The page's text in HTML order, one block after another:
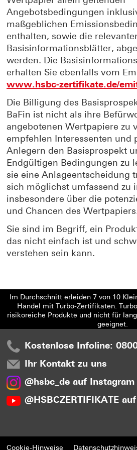
Angebotsbedingungen
maßgeblichen
enthalten, sowie die
Basisinformationsblätter,
werden. Die
erhalten Sie ebenfalls vom
www.hsbc-zertifikate.de/
Die Billigung des
BaFin ist nicht als ihre
angebotenen Wertpapiere zu
empfehlen Interessenten und
Anlegern den Basisprospekt
Endgültigen Bedingungen zu
sie eine Anlageentscheidung
sich möglichst umfassend zu
insbesondere über die
und Chancen des
Sie sind im Begriff, ein
das nicht einfach ist und
verstehen sein kann.
Im Durchschnitt erleiden 7 von 10
Handel mit Turbo-Zertifikaten.
risikoreiche Produkte und nicht für
geeignet.
Kostenlose Infoline:
Ihr Kontakt zu uns
@hsbc_de auf Instagram
@HSBCZERTIFIKATE
Cookie-Hinweise